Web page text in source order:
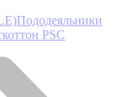
Пододеяльники
PSC